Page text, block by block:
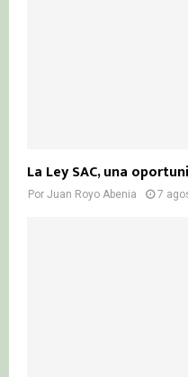
La Ley SAC, una
Por Juan Royo Abenia 7